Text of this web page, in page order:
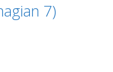
7)